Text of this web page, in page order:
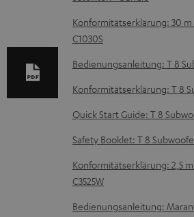
m
e
n
t
z
u
m
H
e
Konformitätserklärung: 30
C1030S
Bedienungsanleitung: T 8
Konformitätserklärung: T 8
Quick Start Guide: T 8
Safety Booklet: T 8
Konformitätserklärung: 2,5
C3525W
Bedienungsanleitung: